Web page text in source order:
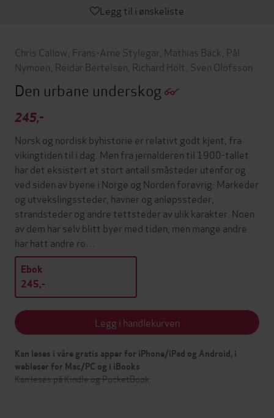
Legg til i ønskeliste
Chris Callow Frans-Arne Stylegar Mathias Bäck Pål
Nymoen Reidar Bertelsen Richard Holt Sven Olofsson
Den urbane underskog
245,-
Norsk og nordisk byhistorie er relativt godt kjent, fra
vikingtiden til i dag. Men fra jernalderen til 1900-tallet
har det eksistert et stort antall småsteder utenfor og
ved siden av byene i Norge og Norden forøvrig: Markeder
og utvekslingssteder, havner og anløpssteder,
strandsteder og andre tettsteder av ulik karakter. Noen
av dem har selv blitt byer med tiden, men mange andre
har hatt andre ro…
Ebok
245,-
Legg i handlekurven
Kan leses i våre gratis apper for iPhone/iPad og Android, i
webleser for Mac/PC og i iBooks
Kan leses på Kindle og PocketBook